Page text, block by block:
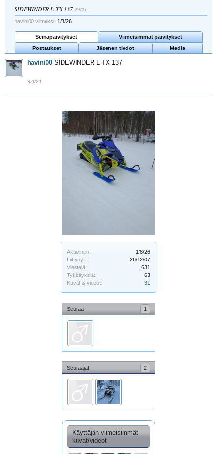
Aktiivinen:
1/8/26
Liittynyt:
26/12/07
Viestejä:
631
Tykkäyksiä:
63
Kuvat & videot:
31
Seuraa 1
Seuraajat 2
Käyttäjän viimeisimmät
kuvat/videot
SIDEWINDER L-TX 1379/4/21
havini00 viimeksi: 1/8/26
Seinäpäivitykset
Viimeisimmät päivitykset
Postaukset
Jäsenen tiedot Media
havini00 SIDEWINDER L-TX 137
9/4/21